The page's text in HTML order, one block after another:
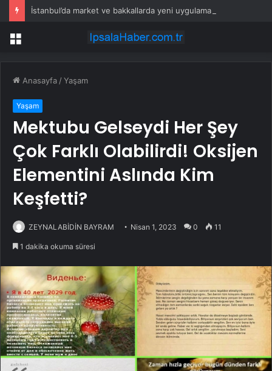
Menü
Anasayfa /Yaşam
Yaşam
Mektubu Gelseydi Her Şey
Çok Farklı Olabilirdi! Oksijen
Elementini Aslında Kim
Keşfetti?
ZEYNALABİDİN BAYRAM Nisan 1, 2023 0 11
1 dakika okuma süresi